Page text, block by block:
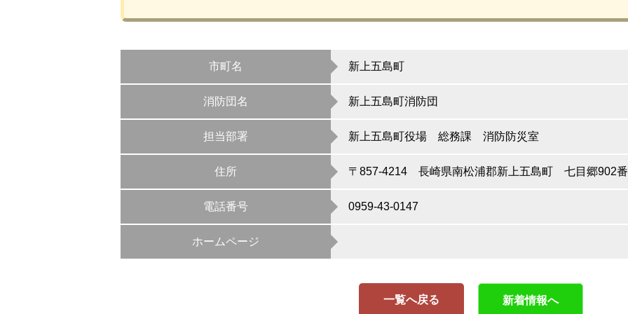
市町名 新上五島町
消防団名 新上五島町消防団
担当部署 新上五島町役場 総務課 消防防災室
住所 〒857-4214 長崎県南松浦郡新上五島町 七目郷902
電話番号 0959-43-0147
ホームページ
一覧へ戻る 新着情報へ